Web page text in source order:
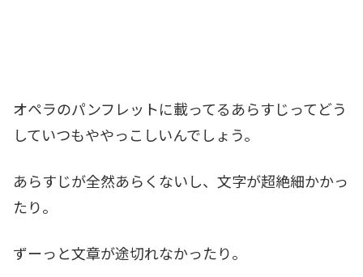
オペラのパンフレットに載ってるあらすじってどう
していつもややっこしいんでしょう。
あらすじが全然あらくないし、文字が超絶細かかっ
たり。
ずーっと文章が途切れなかったり。